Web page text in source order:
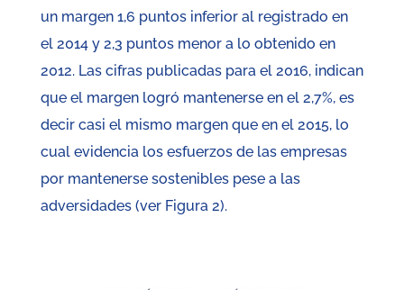
un margen 1,6 puntos inferior al registrado en
el 2014 y 2,3 puntos menor a lo obtenido en
2012. Las cifras publicadas para el 2016, indican
que el margen logró mantenerse en el 2,7%, es
decir casi el mismo margen que en el 2015, lo
cual evidencia los esfuerzos de las empresas
por mantenerse sostenibles pese a las
adversidades (ver Figura 2).